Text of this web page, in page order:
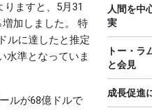
ますと、5月31
加しました。 特
ルに達したと推定
水準となっていま
ルが68億ドルで
人間を中
実
トー・ラ
と会見
成長促進